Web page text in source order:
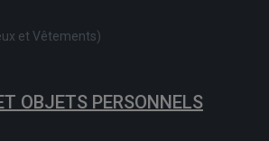
et Vêtements)
OBJETS PERSONNELS